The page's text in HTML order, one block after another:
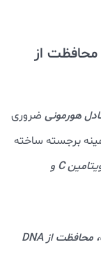
از
هورمونی ضروری
برجسته ساخته
آنتی‌اکسیدان‌هایی مانند فنول‌ها، ویتامین C و
کاهش التهاب، محافظت از DNA